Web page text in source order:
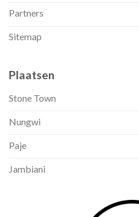
Partners
Sitemap
Plaatsen
Stone Town
Nungwi
Paje
Jambiani